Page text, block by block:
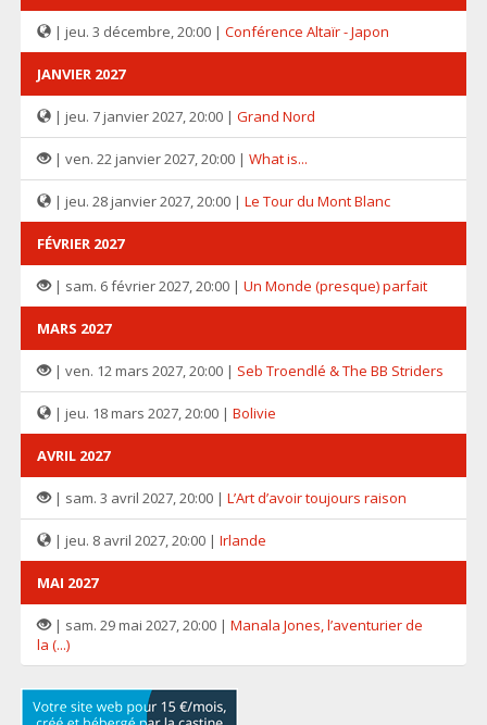
| jeu. 3 décembre, 20:00 | Conférence Altaïr - Japon
JANVIER 2027
| jeu. 7 janvier 2027, 20:00 | Grand Nord
| ven. 22 janvier 2027, 20:00 | What is...
| jeu. 28 janvier 2027, 20:00 | Le Tour du Mont Blanc
FÉVRIER 2027
| sam. 6 février 2027, 20:00 | Un Monde (presque) parfait
MARS 2027
| ven. 12 mars 2027, 20:00 | Seb Troendlé & The BB Striders
| jeu. 18 mars 2027, 20:00 | Bolivie
AVRIL 2027
| sam. 3 avril 2027, 20:00 | L’Art d’avoir toujours raison
| jeu. 8 avril 2027, 20:00 | Irlande
MAI 2027
| sam. 29 mai 2027, 20:00 | Manala Jones, l’aventurier de
la (...)